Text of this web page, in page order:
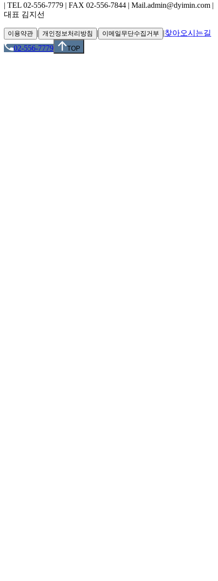
| TEL 02-556-7779 | FAX 02-556-7844 | Mail.admin@dyimin.com |
대표 김지선
이용약관 | 개인정보처리방침 | 이메일무단수집거부 |찾아오시는길
02-556-7779
TOP